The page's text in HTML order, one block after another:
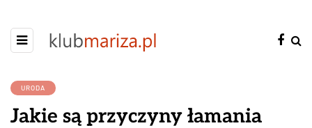
URODA
Jakie są przyczyny łamania